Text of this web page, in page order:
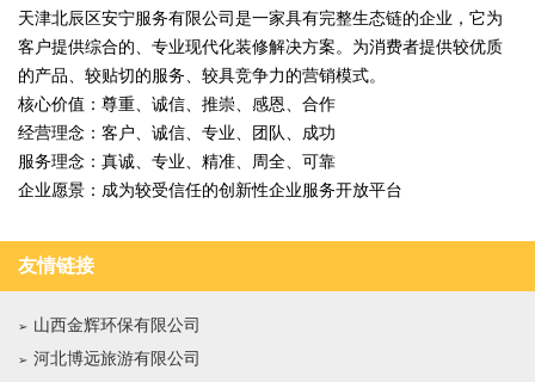
天津北辰区安宁服务有限公司是一家具有完整生态链的企业，它为
客户提供综合的、专业现代化装修解决方案。为消费者提供较优质
的产品、较贴切的服务、较具竞争力的营销模式。
核心价值：尊重、诚信、推崇、感恩、合作
经营理念：客户、诚信、专业、团队、成功
服务理念：真诚、专业、精准、周全、可靠
企业愿景：成为较受信任的创新性企业服务开放平台
友情链接
山西金辉环保有限公司
河北博远旅游有限公司